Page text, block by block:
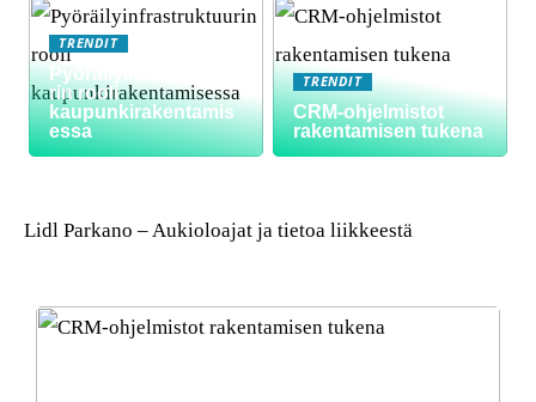
TRENDIT
Pyöräilyinfrastruktuu
rin rooli
kaupunkirakentamis
essa
TRENDIT
CRM-ohjelmistot
rakentamisen tukena
Lidl Parkano – Aukioloajat ja tietoa liikkeestä